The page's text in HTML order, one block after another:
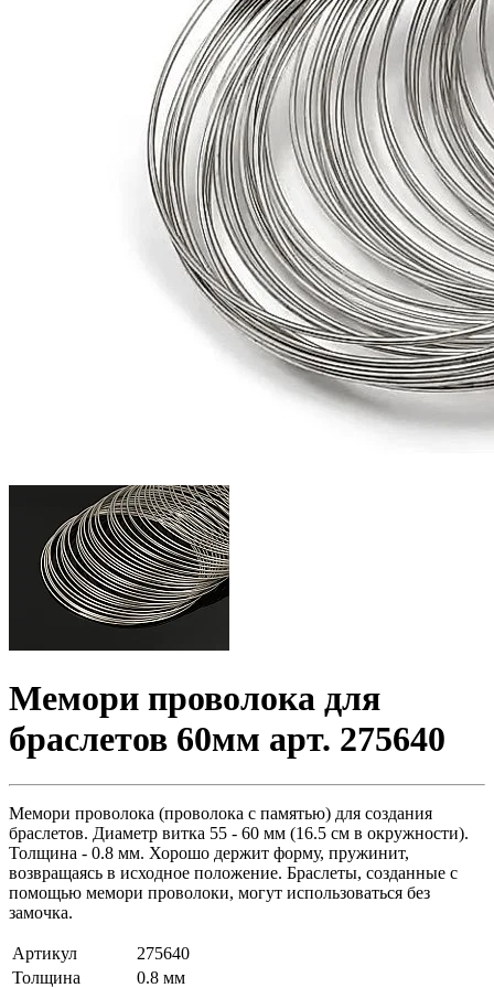
Мемори проволока для
браслетов 60мм арт. 275640
Мемори проволока (проволока с памятью) для создания
браслетов. Диаметр витка 55 - 60 мм (16.5 см в окружности).
Толщина - 0.8 мм. Хорошо держит форму, пружинит,
возвращаясь в исходное положение. Браслеты, созданные с
помощью мемори проволоки, могут использоваться без
замочка.
Артикул
275640
Толщина
0.8 мм